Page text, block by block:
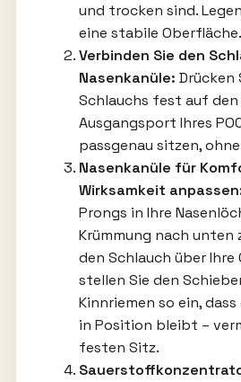
und trocken sind.
eine stabile Oberfläche.
Verbinden Sie den
Nasenkanüle: Drücken
Schlauchs fest auf
Ausgangsport Ihres
passgenau sitzen,
Nasenkanüle für
Wirksamkeit
Prongs in Ihre
Krümmung nach unten
den Schlauch über Ihre
stellen Sie den
Kinnriemen so ein,
in Position bleibt –
festen Sitz.